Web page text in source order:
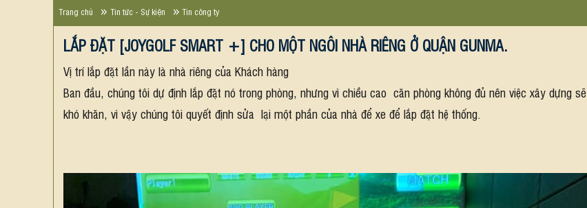
Trang chủ Tin tức - Sự kiện Tin công ty
LẮP ĐẶT [JOYGOLF SMART +] CHO MỘT NGÔI NHÀ RIÊNG Ở QUẬN GUNMA.
Vị trí lắp đặt lần này là nhà riêng của Khách hàng
Ban đầu, chúng tôi dự định lắp đặt nó trong phòng, nhưng vì chiều cao căn phòng không đủ nên việc xây dựng sẽ
khó khăn, vì vậy chúng tôi quyết định sửa lại một phần của nhà để xe để lắp đặt hệ thống.